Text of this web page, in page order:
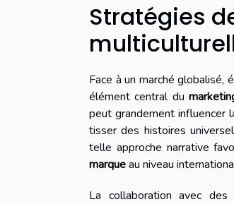
Stratégies
Face à un marché
élément central du
peut grandement
tisser des histoires
telle approche narrative
marqueau niveau
La collaboration avec